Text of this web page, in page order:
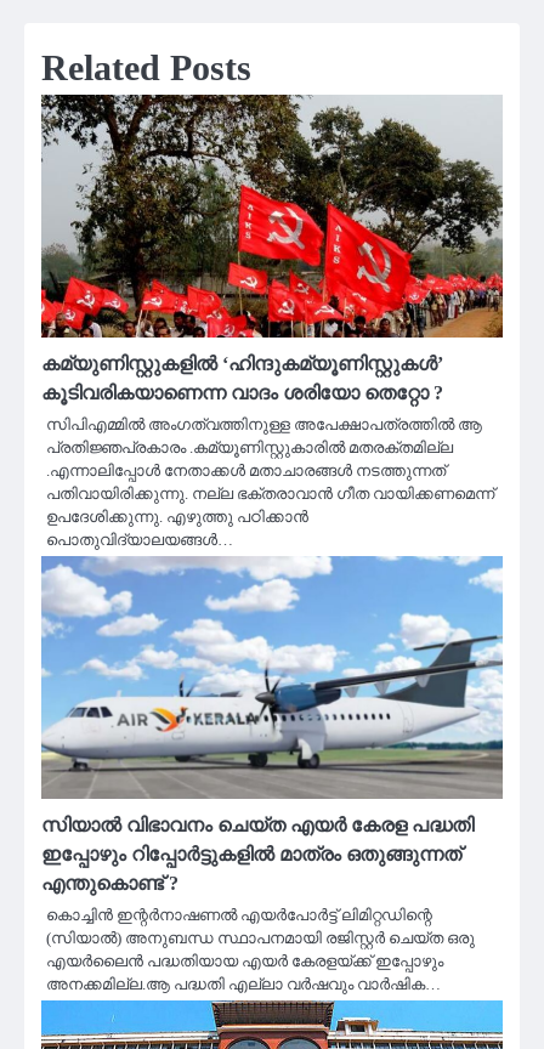
Related Posts
കമ്യുണിസ്റ്റുകളിൽ ‘ഹിന്ദുകമ്യൂണിസ്റ്റുകൾ’
കൂടിവരികയാണെന്ന വാദം ശരിയോ തെറ്റോ ?
സിപിഎമ്മിൽ അംഗത്വത്തിനുള്ള അപേക്ഷാപത്രത്തിൽ ആ
പ്രതിജ്ഞപ്രകാരം .കമ്യൂണിസ്റ്റുകാരിൽ മതരക്തമില്ല
.എന്നാലിപ്പോൾ നേതാക്കൾ മതാചാരങ്ങൾ നടത്തുന്നത്
പതിവായിരിക്കുന്നു. നല്ല ഭക്തരാവാൻ ഗീത വായിക്കണമെന്ന്
ഉപദേശിക്കുന്നു. എഴുത്തു പഠിക്കാൻ
പൊതുവിദ്യാലയങ്ങൾ…
സിയാൽ വിഭാവനം ചെയ്‌ത എയർ കേരള പദ്ധതി
ഇപ്പോഴും റിപ്പോർട്ടുകളിൽ മാത്രം ഒതുങ്ങുന്നത്
എന്തുകൊണ്ട് ?
കൊച്ചിൻ ഇന്റർനാഷണൽ എയർപോർട്ട് ലിമിറ്റഡിന്റെ
(സിയാൽ) അനുബന്ധ സ്ഥാപനമായി രജിസ്റ്റർ ചെയ്ത ഒരു
എയർലൈൻ പദ്ധതിയായ എയർ കേരളയ്ക്ക് ഇപ്പോഴും
അനക്കമില്ല.ആ പദ്ധതി എല്ലാ വർഷവും വാർഷിക…